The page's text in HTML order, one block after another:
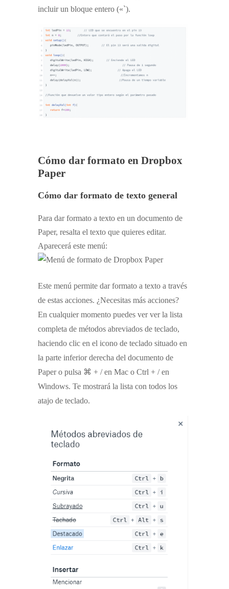
incluir un bloque entero («`).
Cómo dar formato en Dropbox
Paper
Cómo dar formato de texto general
Para dar formato a texto en un documento de
Paper, resalta el texto que quieres editar.
Aparecerá este menú:
Este menú permite dar formato a texto a través
de estas acciones. ¿Necesitas más acciones?
En cualquier momento puedes ver ver la lista
completa de métodos abreviados de teclado,
haciendo clic en el icono de teclado situado en
la parte inferior derecha del documento de
Paper o pulsa ⌘ + / en Mac o Ctrl + / en
Windows. Te mostrará la lista con todos los
atajo de teclado.